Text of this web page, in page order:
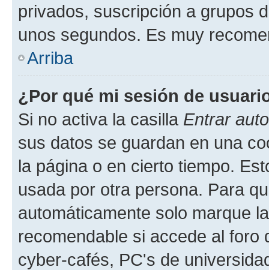
privados, suscripción a grupos
unos segundos. Es muy
Arriba
¿Por qué mi sesión de
Si no activa la casilla Entrar
sus datos se guardan en una
la página o en cierto tiempo.
usada por otra persona. Para
automáticamente solo marque
recomendable si accede al foro
cyber-cafés, PC's de